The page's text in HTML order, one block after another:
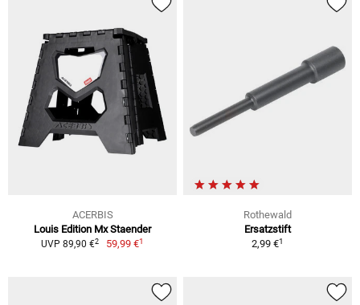
ACERBIS
Louis Edition Mx Staender
UVP 89,90 €2 59,99 €1
Rothewald
Ersatzstift
2,99 €1